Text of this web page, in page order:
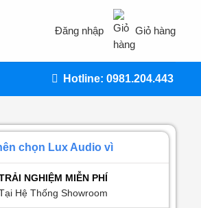
Đăng nhập Giỏ hàng
Hotline: 0981.204.443
chọn Lux Audio vì
NGHIỆM MIỄN PHÍ
Hệ Thống Showroom